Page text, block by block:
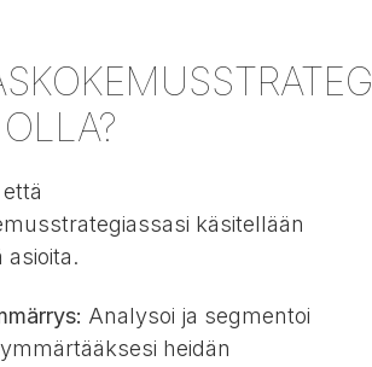
käsitellään
asioita.
Analysoi ja segmentoi
heidän